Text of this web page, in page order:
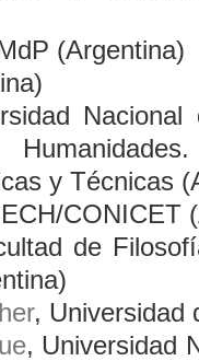
(Argentina)
y Técnicas
CONICET
de
, Universidad
, Universidad